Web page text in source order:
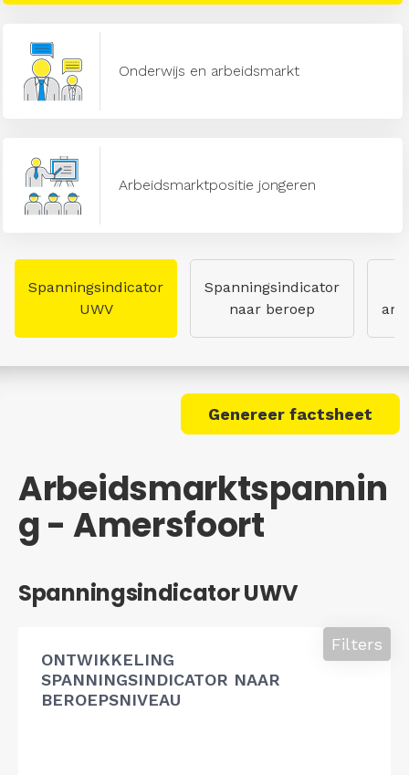
Onderwijs en arbeidsmarkt
Arbeidsmarktpositie jongeren
Spanningsindicator
UWV
Spanningsindicator
naar beroep
Genereer factsheet
Arbeidsmarktspannin
g - Amersfoort
Spanningsindicator UWV
ONTWIKKELING
SPANNINGSINDICATOR NAAR
BEROEPSNIVEAU
Filters